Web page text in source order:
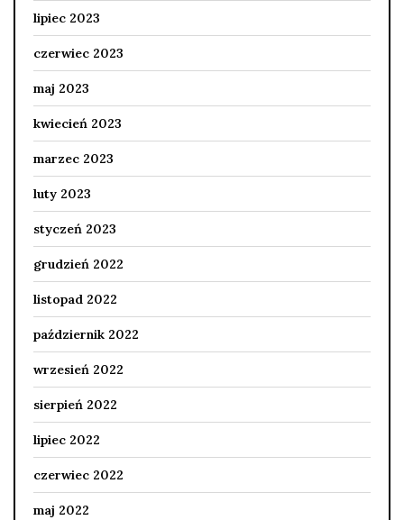
lipiec 2023
czerwiec 2023
maj 2023
kwiecień 2023
marzec 2023
luty 2023
styczeń 2023
grudzień 2022
listopad 2022
październik 2022
wrzesień 2022
sierpień 2022
lipiec 2022
czerwiec 2022
maj 2022